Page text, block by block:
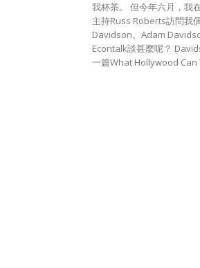
我杯茶。 但今年六月，我
主持Russ Roberts訪問我
Davidson。Adam
Econtalk談甚麼呢？
一篇What Hollywood Can